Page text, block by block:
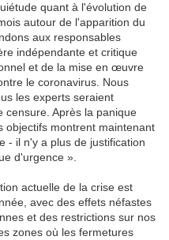
quant à l'évolution de
autour de l'apparition du
aux responsables
indépendante et critique
et de la mise en œuvre
le coronavirus. Nous
les experts seraient
censure. Après la panique
objectifs montrent maintenant
- il n'y a plus de justification
d'urgence ».
actuelle de la crise est
avec des effets néfastes
et des restrictions sur nos
zones où les fermetures